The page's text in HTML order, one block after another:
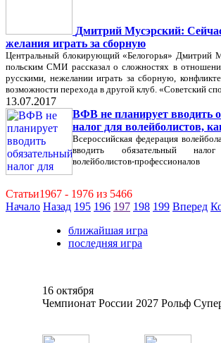
Дмитрий Мусэрский:
желания играть за сборную
Центральный блокирующий «Белогорья» Дмитрий
польским СМИ рассказал о сложностях в
русскими, нежелании играть за сборную,
возможности перехода в другой клуб. «Советский
13.07.2017
ВФВ не планирует вводить
налог для волейболистов,
Всероссийская федерация
вводить обязательный
волейболистов-профессионалов
Статьи1967 - 1976 из 5466
Начало Назад 195 196 197 198 199 Вперед
ближайшая игра
последняя игра
16 октября
Чемпионат России 2027 Рольф